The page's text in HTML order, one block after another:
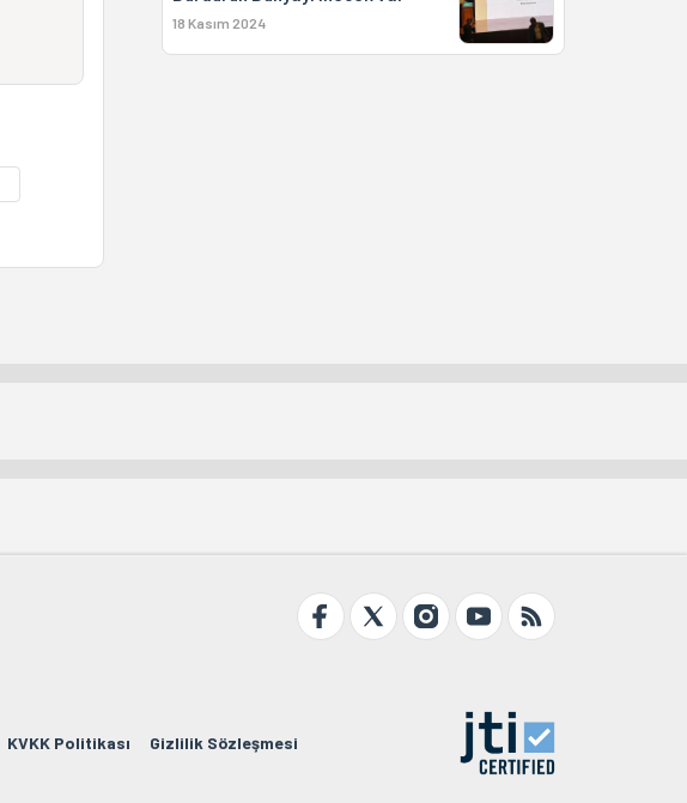
18 Kasım 2024
KVKK Politikası Gizlilik Sözleşmesi